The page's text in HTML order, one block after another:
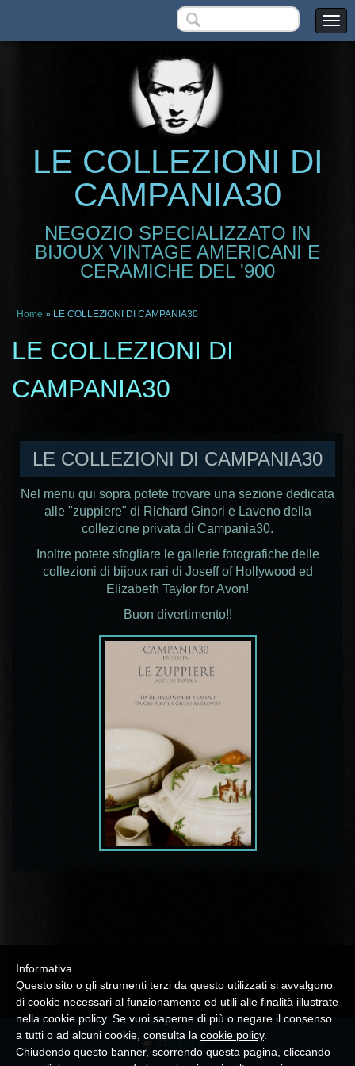
LE COLLEZIONI DI
CAMPANIA30
NEGOZIO SPECIALIZZATO IN
BIJOUX VINTAGE AMERICANI E
CERAMICHE DEL '900
Home » LE COLLEZIONI DI CAMPANIA30
LE COLLEZIONI DI
CAMPANIA30
LE COLLEZIONI DI CAMPANIA30
Nel menu qui sopra potete trovare una sezione dedicata
alle "zuppiere" di Richard Ginori e Laveno della
collezione privata di Campania30.
Inoltre potete sfogliare le gallerie fotografiche delle
collezioni di bijoux rari di Joseff of Hollywood ed
Elizabeth Taylor for Avon!
Buon divertimento!!
07/08/2026
Informativa
Questo sito o gli strumenti terzi da questo utilizzati si avvalgono
di cookie necessari al funzionamento ed utili alle finalità illustrate
nella cookie policy. Se vuoi saperne di più o negare il consenso
a tutti o ad alcuni cookie, consulta la cookie policy.
Chiudendo questo banner, scorrendo questa pagina, cliccando